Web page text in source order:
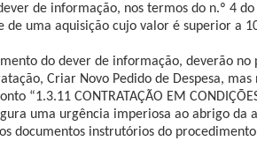
de informação, nos termos do n.º 4
de uma aquisição cujo valor é superior a
do dever de informação, deverão no
Criar Novo Pedido de Despesa,
“1.3.11 CONTRATAÇÃO EM
uma urgência imperiosa ao abrigo da
documentos instrutórios do